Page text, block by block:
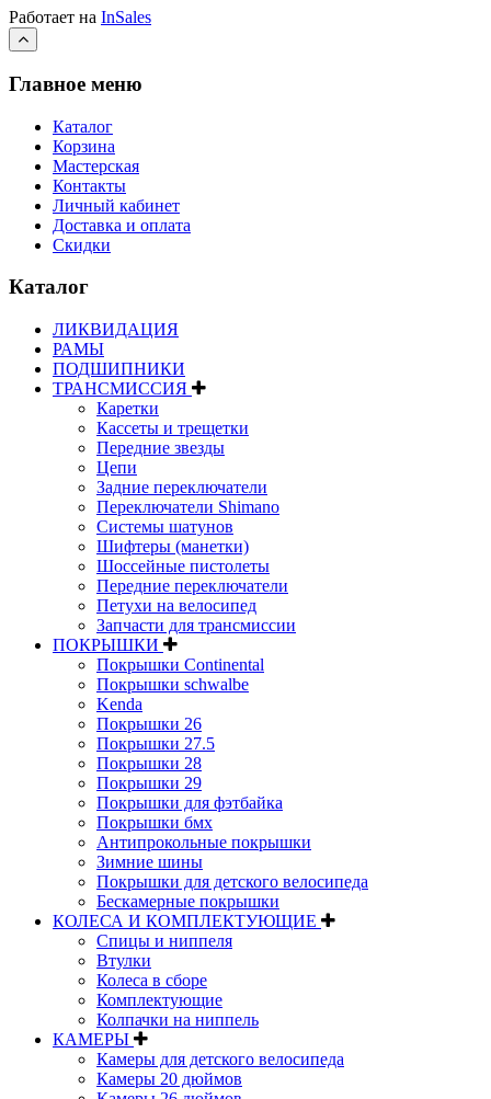
Работает на InSales
Главное меню
Каталог
Корзина
Мастерская
Контакты
Личный кабинет
Доставка и оплата
Скидки
Каталог
ЛИКВИДАЦИЯ
РАМЫ
ПОДШИПНИКИ
ТРАНСМИССИЯ
Каретки
Кассеты и трещетки
Передние звезды
Цепи
Задние переключатели
Переключатели Shimano
Системы шатунов
Шифтеры (манетки)
Шоссейные пистолеты
Передние переключатели
Петухи на велосипед
Запчасти для трансмиссии
ПОКРЫШКИ
Покрышки Continental
Покрышки schwalbe
Kenda
Покрышки 26
Покрышки 27.5
Покрышки 28
Покрышки 29
Покрышки для фэтбайка
Покрышки бмх
Антипрокольные покрышки
Зимние шины
Покрышки для детского велосипеда
Бескамерные покрышки
КОЛЕСА И КОМПЛЕКТУЮЩИЕ
Спицы и ниппеля
Втулки
Колеса в сборе
Комплектующие
Колпачки на ниппель
КАМЕРЫ
Камеры для детского велосипеда
Камеры 20 дюймов